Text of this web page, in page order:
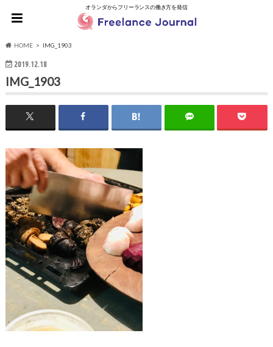
オランダからフリーランスの働き方を発信
HOME IMG_1903
2019.12.18
IMG_1903